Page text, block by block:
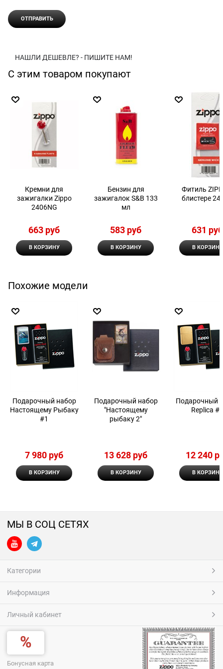
НАШЛИ ДЕШЕВЛЕ? - ПИШИТЕ НАМ!
С этим товаром покупают
Кремни для
зажигалки Zippo
2406NG
663 руб
В КОРЗИНУ
Бензин для
зажигалок S&B 133
мл
583 руб
В КОРЗИНУ
Фитиль
блистере
631 руб
В КОРЗИНУ
Похожие модели
Подарочный набор
Настоящему Рыбаку
#1
7 980 руб
В КОРЗИНУ
Подарочный набор
"Настоящему
рыбаку 2"
13 628 руб
В КОРЗИНУ
Подарочный
Replica
12 240
В КОРЗИНУ
МЫ В СОЦ СЕТЯХ
Категории
Информация
Личный кабинет
Бонусная карта